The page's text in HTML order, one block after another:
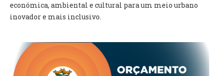
económica, ambiental e cultural para um meio urbano
inovador e mais inclusivo.